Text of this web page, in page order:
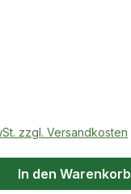
zzgl. Versandkosten
In den Warenkorb